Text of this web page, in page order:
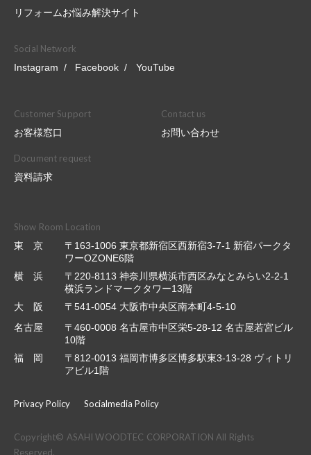
リフォームお悩み解決サイト
Social Network
Instagram
Facebook YouTube
Customer Support
お客様窓口
Contact us
お問い合わせ
Document request
資料請求
Show Room Location
東 京
〒163-1006 東京都新宿区西新宿3-7-1 新宿パークタ
ワーOZONE6階
横 浜
〒220-8113 神奈川県横浜市西区みなとみらい2-2-1
横浜ランドマークタワー13階
大 阪
〒541-0054 大阪市中央区南本町4-5-10
名古屋
〒460-0008 名古屋市中区栄5-28-12 名古屋若宮ビル
10階
福 岡
〒812-0013 福岡市博多区博多駅東3-13-28 ヴィトリ
アビル1階
Privacy Policy Socialmedia Policy
Copyright© ASAHI WOODTEC CORPORATION All Rights
Reserved.